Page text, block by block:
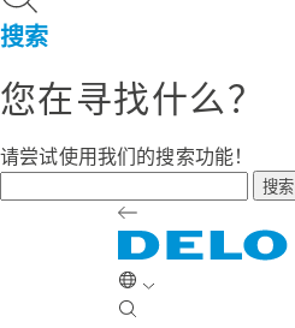
搜索
您在寻找什么？
请尝试使用我们的搜索功能！
搜索